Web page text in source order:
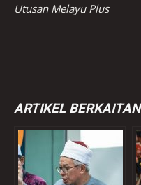
Utusan Melayu Plus
ARTIKEL BERKAITAN